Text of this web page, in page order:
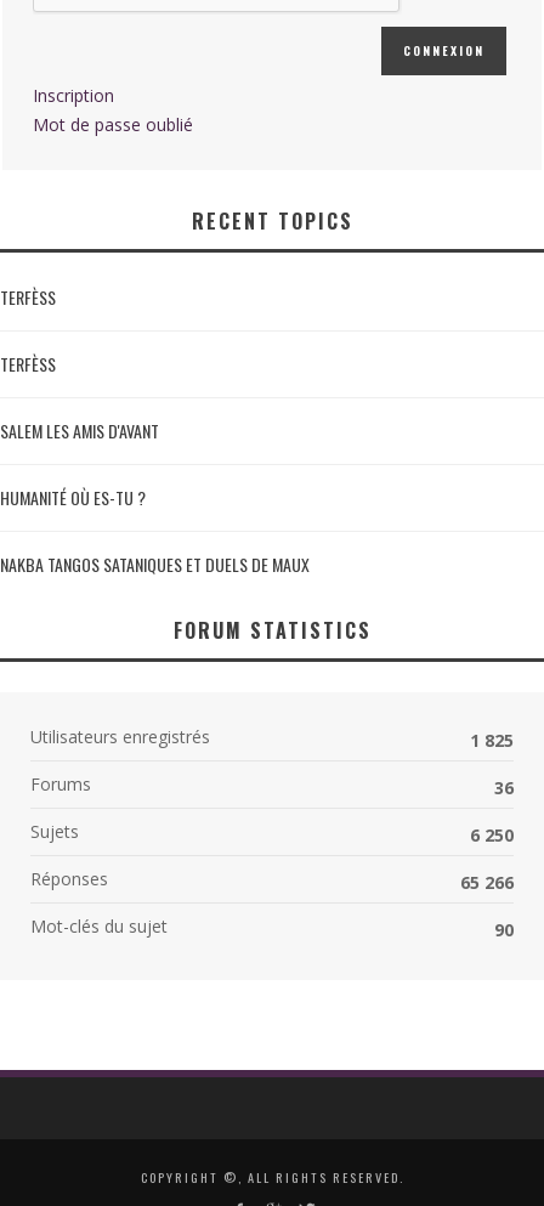
CONNEXION
Inscription
Mot de passe oublié
RECENT TOPICS
TERFÈSS
TERFÈSS
SALEM LES AMIS D'AVANT
HUMANITÉ OÙ ES-TU ?
NAKBA TANGOS SATANIQUES ET DUELS DE MAUX
FORUM STATISTICS
Utilisateurs enregistrés
1 825
Forums
36
Sujets
6 250
Réponses
65 266
Mot-clés du sujet
90
COPYRIGHT ©, ALL RIGHTS RESERVED.